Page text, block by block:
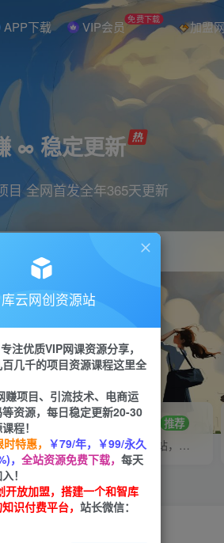
APP下载 VIP会员 免费下载 加盟
∞ 稳定更新
目 全网首发全年365天更新
直播 小红书 剪辑
分佣
接
招募站长 推荐
搭建同款网站，自己当老板
云网创资源站
注优质VIP网课资源分享，
几千的项目资源课程这里全
赚项目、引流技术、电商运
资源，每日稳定更新20-30
程！
时特惠， ￥79/年，￥99/永久
， 全站资源免费下载， 每天
！
开放加盟，搭建一个和智库
识付费平台， 站长微信：